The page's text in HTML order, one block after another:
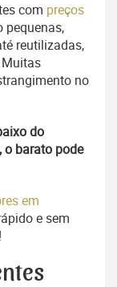
com preços
pequenas,
reutilizadas,
no
do
o barato pode
em
e sem